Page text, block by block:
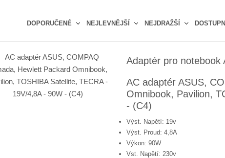
DOPORUČENÉ NEJLEVNĚJŠÍ NEJDRAŽŠÍ
z
n
í
Adaptér pro notebook
AC adaptér ASUS,
Omnibook, Pavilion,
- (C4)
Výst. Napětí: 19v
Výst. Proud: 4,8A
Výkon: 90W
Vst. Napětí: 230v